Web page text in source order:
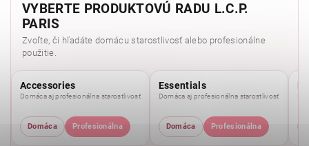
VYBERTE PRODUKTOVÚ RADU L.C.P.
PARIS
Zvoľte, či hľadáte domácu starostlivosť alebo profesionálne
použitie.
Accessories
Domáca aj profesionálna starostlivosť
Domáca Profesionálna
Essentials
Domáca aj profesionálna starostlivosť
Domáca Profesionálna